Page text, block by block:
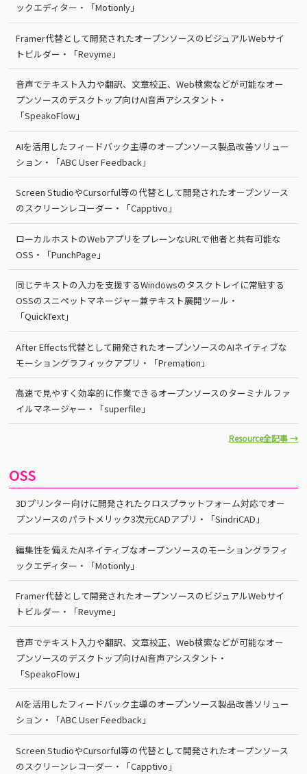
ックエディター・「Motionly」
Framer代替として開発されたオープンソースのビジュアルWebサイ
トビルダー・「Revyme」
音声でテキスト入力や翻訳、文章校正、Web検索などが可能なオー
プンソースのデスクトップ向けAI音声アシスタント・
「SpeakoFlow」
AIを活用したフィードバック主導のオープンソース製品改善ソリュー
ション・「ABC User Feedback」
Screen StudioやCursorful等の代替として開発されたオープンソース
のスクリーンレコーダー・「Capptivo」
ローカルホストのWebアプリをプレーンなURLで他者と共有可能な
OSS・「PunchPage」
同じテキストの入力を支援するWindowsのタスクトレイに常駐する
OSSのスニペットマネージャー兼テキスト展開ツール・
「QuickText」
After Effects代替として開発されたオープンソースのAIネイティブな
モーショングラフィックアプリ・「Premation」
高速で見やすく効率的に作業できるオープンソースのターミナルファ
イルマネージャー・「superfile」
Resource全記事 →
OSS
3Dプリンター向けに開発されたクロスプラットフォーム対応でオー
プンソースのパラトメリック3次元CADアプリ・「SindriCAD」
編集性を備えたAIネイティブなオープンソースのモーショングラフィ
ックエディター・「Motionly」
Framer代替として開発されたオープンソースのビジュアルWebサイ
トビルダー・「Revyme」
音声でテキスト入力や翻訳、文章校正、Web検索などが可能なオー
プンソースのデスクトップ向けAI音声アシスタント・
「SpeakoFlow」
AIを活用したフィードバック主導のオープンソース製品改善ソリュー
ション・「ABC User Feedback」
Screen StudioやCursorful等の代替として開発されたオープンソース
のスクリーンレコーダー・「Capptivo」